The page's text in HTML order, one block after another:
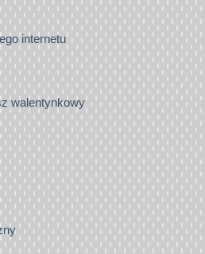
internetu
walentynkowy